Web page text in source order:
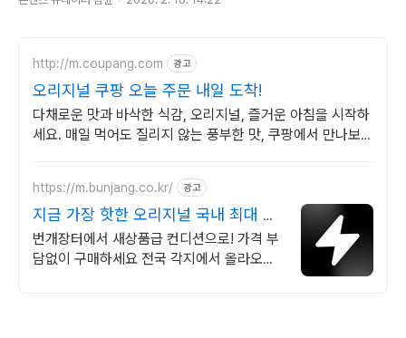
http://m.coupang.com 광고
오리지널 쿠팡 오늘 주문 내일 도착!
다채로운 맛과 바삭한 식감, 오리지널, 즐거운 아침을 시작하
세요. 매일 먹어도 질리지 않는 풍부한 맛, 쿠팡에서 만나보세
https://m.bunjang.co.kr/ 광고
지금 가장 핫한 오리지널 국내 최대 브
랜드 중고거래
번개장터에서 새상품급 컨디션으로! 가격 부
담없이 구매하세요 전국 각지에서 올라오는